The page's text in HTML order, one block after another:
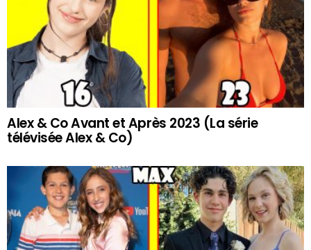
Alex & Co Avant et Après 2023 (La série
télévisée Alex & Co)